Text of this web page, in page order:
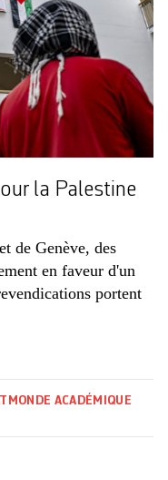
la Palestine
de Genève, des
en faveur d'un
portent
MONDE ACADÉMIQUE